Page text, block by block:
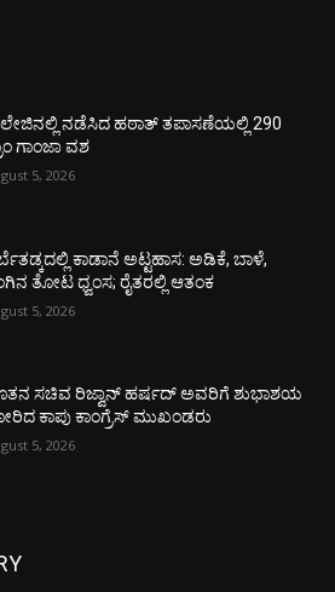
ನಡೆಸಿದ ಹಠಾತ್ ತಪಾಸಣೆಯಲ್ಲಿ 290
ಗಾಂಜಾ ವಶ
5, 2026
ಕಾಡಾನೆ ಅಟ್ಟಹಾಸ: ಅಡಿಕೆ, ಬಾಳೆ,
ತೋಟ ಧ್ವಂಸ; ರೈತರಲ್ಲಿ ಆತಂಕ
5, 2026
ಸಚಿವ ರಿಜ್ವಾನ್ ಹರ್ಷದ್ ಅವರಿಗೆ ಶುಭಾಶಯ
ಕಾಪು ಕಾಂಗ್ರೆಸ್ ಮುಖಂಡರು
5, 2026